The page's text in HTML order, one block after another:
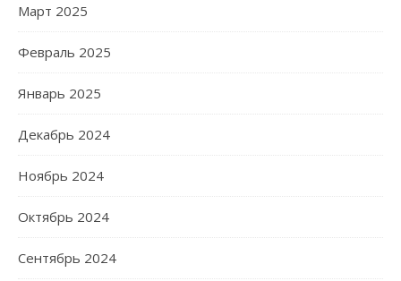
Март 2025
Февраль 2025
Январь 2025
Декабрь 2024
Ноябрь 2024
Октябрь 2024
Сентябрь 2024